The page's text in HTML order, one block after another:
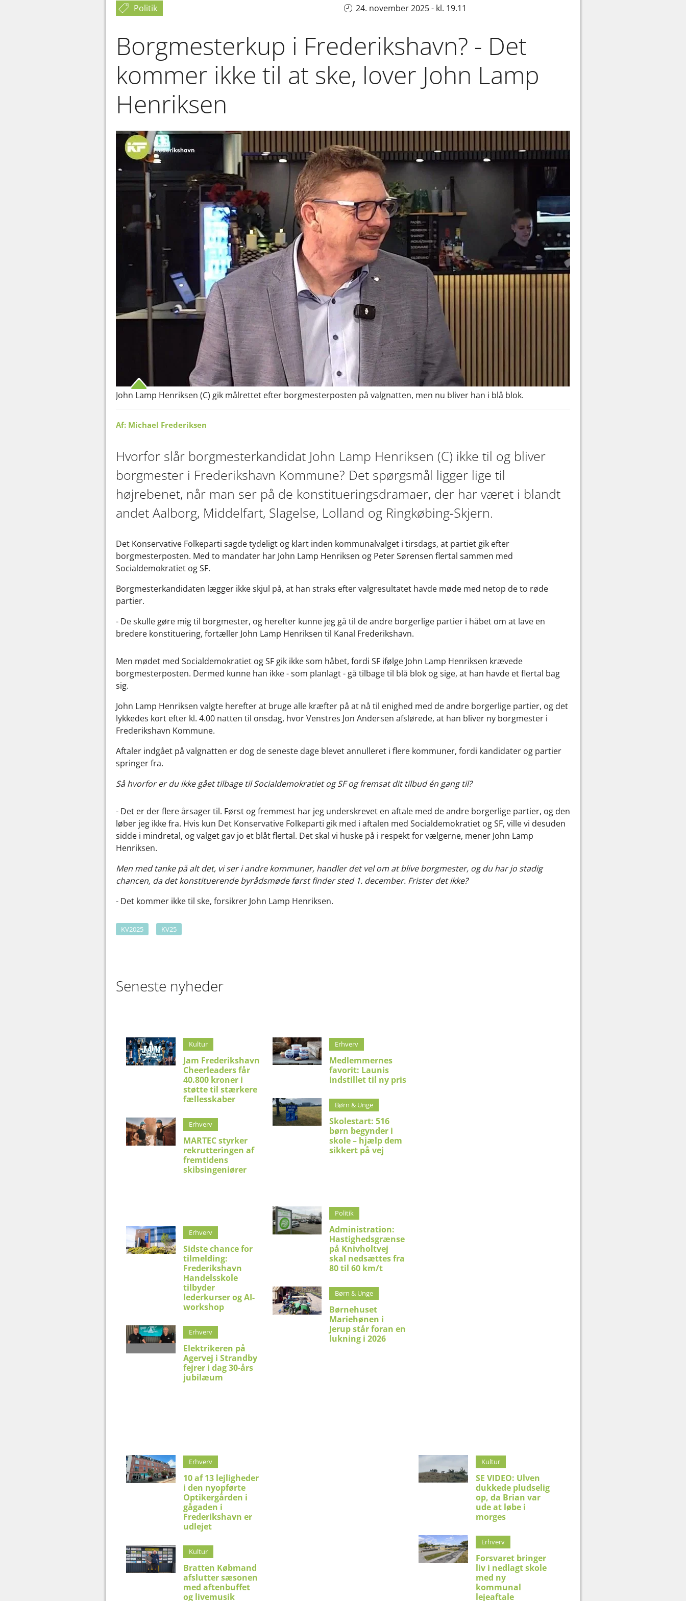
Politik 24. november 2025 - kl. 19.11
Borgmesterkup i Frederikshavn? - Det
kommer ikke til at ske, lover John Lamp
Henriksen
John Lamp Henriksen (C) gik målrettet efter borgmesterposten på valgnatten, men nu bliver han i blå blok.
Af: Michael Frederiksen
Hvorfor slår borgmesterkandidat John Lamp Henriksen (C) ikke til og bliver
borgmester i Frederikshavn Kommune? Det spørgsmål ligger lige til
højrebenet, når man ser på de konstitueringsdramaer, der har været i blandt
andet Aalborg, Middelfart, Slagelse, Lolland og Ringkøbing-Skjern.
Det Konservative Folkeparti sagde tydeligt og klart inden kommunalvalget i tirsdags, at partiet gik efter
borgmesterposten. Med to mandater har John Lamp Henriksen og Peter Sørensen flertal sammen med
Socialdemokratiet og SF.
Borgmesterkandidaten lægger ikke skjul på, at han straks efter valgresultatet havde møde med netop de to røde
partier.
- De skulle gøre mig til borgmester, og herefter kunne jeg gå til de andre borgerlige partier i håbet om at lave en
bredere konstituering, fortæller John Lamp Henriksen til Kanal Frederikshavn.
Men mødet med Socialdemokratiet og SF gik ikke som håbet, fordi SF ifølge John Lamp Henriksen krævede
borgmesterposten. Dermed kunne han ikke - som planlagt - gå tilbage til blå blok og sige, at han havde et flertal bag
sig.
John Lamp Henriksen valgte herefter at bruge alle kræfter på at nå til enighed med de andre borgerlige partier, og det
lykkedes kort efter kl. 4.00 natten til onsdag, hvor Venstres Jon Andersen afslørede, at han bliver ny borgmester i
Frederikshavn Kommune.
Aftaler indgået på valgnatten er dog de seneste dage blevet annulleret i flere kommuner, fordi kandidater og partier
springer fra.
Så hvorfor er du ikke gået tilbage til Socialdemokratiet og SF og fremsat dit tilbud én gang til?
- Det er der flere årsager til. Først og fremmest har jeg underskrevet en aftale med de andre borgerlige partier, og den
løber jeg ikke fra. Hvis kun Det Konservative Folkeparti gik med i aftalen med Socialdemokratiet og SF, ville vi desuden
sidde i mindretal, og valget gav jo et blåt flertal. Det skal vi huske på i respekt for vælgerne, mener John Lamp
Henriksen.
Men med tanke på alt det, vi ser i andre kommuner, handler det vel om at blive borgmester, og du har jo stadig
chancen, da det konstituerende byrådsmøde først finder sted 1. december. Frister det ikke?
- Det kommer ikke til ske, forsikrer John Lamp Henriksen.
KV2025 KV25
Seneste nyheder
Kultur
Jam Frederikshavn
Cheerleaders får
40.800 kroner i
støtte til stærkere
fællesskaber
Erhverv
MARTEC styrker
rekrutteringen af
fremtidens
skibsingeniører
Erhverv
Sidste chance for
tilmelding:
Frederikshavn
Handelsskole
tilbyder
lederkurser og AI-
workshop
Erhverv
Elektrikeren på
Agervej i Strandby
fejrer i dag 30-års
jubilæum
Erhverv
Medlemmernes
favorit: Launis
indstillet til ny pris
Børn & Unge
Skolestart: 516
børn begynder i
skole – hjælp dem
sikkert på vej
Politik
Administration:
Hastighedsgrænse
på Knivholtvej
skal nedsættes fra
80 til 60 km/t
Børn & Unge
Børnehuset
Mariehønen i
Jerup står foran en
lukning i 2026
Erhverv
10 af 13 lejligheder
i den nyopførte
Optikergården i
gågaden i
Frederikshavn er
udlejet
Kultur
Bratten Købmand
afslutter sæsonen
med aftenbuffet
og livemusik
Kultur
SE VIDEO: Ulven
dukkede pludselig
op, da Brian var
ude at løbe i
morges
Erhverv
Forsvaret bringer
liv i nedlagt skole
med ny
kommunal
lejeaftale